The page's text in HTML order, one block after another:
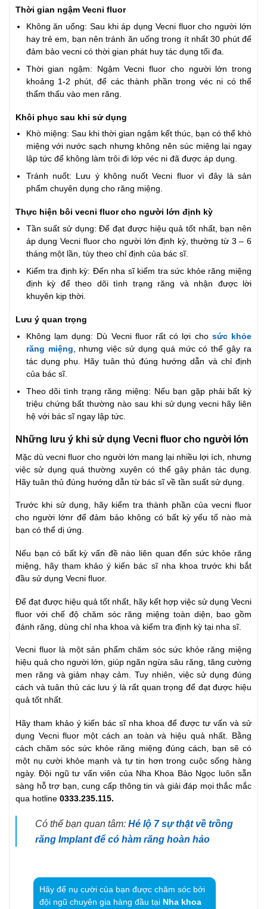
Thời gian ngậm Vecni fluor
Không ăn uống: Sau khi áp dụng Vecni fluor cho người lớn
hay trẻ em, bạn nên tránh ăn uống trong ít nhất 30 phút để
đảm bảo vecni có thời gian phát huy tác dụng tối đa.
Thời gian ngậm: Ngậm Vecni fluor cho người lớn trong
khoảng 1-2 phút, để các thành phần trong véc ni có thể
thẩm thấu vào men răng.
Khôi phục sau khi sử dụng
Khò miệng: Sau khi thời gian ngậm kết thúc, bạn có thể khò
miệng với nước sạch nhưng không nên súc miệng lại ngay
lập tức để không làm trôi đi lớp véc ni đã được áp dụng.
Tránh nuốt: Lưu ý không nuốt Vecni fluor vì đây là sản
phẩm chuyên dụng cho răng miệng.
Thực hiện bôi vecni fluor cho người lớn định kỳ
Tần suất sử dụng: Để đạt được hiệu quả tốt nhất, bạn nên
áp dụng Vecni fluor cho người lớn định kỳ, thường từ 3 – 6
tháng một lần, tùy theo chỉ định của bác sĩ.
Kiểm tra định kỳ: Đến nha sĩ kiểm tra sức khỏe răng miệng
định kỳ để theo dõi tình trạng răng và nhận được lời
khuyên kịp thời.
Lưu ý quan trọng
Không lạm dụng: Dù Vecni fluor rất có lợi chosức khỏe
răng miệng , nhưng việc sử dụng quá mức có thể gây ra
tác dụng phụ. Hãy tuân thủ đúng hướng dẫn và chỉ định
của bác sĩ.
Theo dõi tình trạng răng miệng: Nếu bạn gặp phải bất kỳ
triệu chứng bất thường nào sau khi sử dụng vecni hãy liên
hệ với bác sĩ ngay lập tức.
Những lưu ý khi sử dụng Vecni fluor cho người lớn
Mặc dù vecni fluor cho người lớn mang lại nhiều lợi ích, nhưng
việc sử dụng quá thường xuyên có thể gây phản tác dụng.
Hãy tuân thủ đúng hướng dẫn từ bác sĩ về tần suất sử dụng.
Trước khi sử dụng, hãy kiểm tra thành phần của vecni fluor
cho người lớnr để đảm bảo không có bất kỳ yếu tố nào mà
bạn có thể dị ứng.
Nếu bạn có bất kỳ vấn đề nào liên quan đến sức khỏe răng
miệng, hãy tham khảo ý kiến bác sĩ nha khoa trước khi bắt
đầu sử dụng Vecni fluor.
Để đạt được hiệu quả tốt nhất, hãy kết hợp việc sử dụng Vecni
fluor với chế độ chăm sóc răng miệng toàn diện, bao gồm
đánh răng, dùng chỉ nha khoa và kiểm tra định kỳ tại nha sĩ.
Vecni fluor là một sản phẩm chăm sóc sức khỏe răng miệng
hiệu quả cho người lớn, giúp ngăn ngừa sâu răng, tăng cường
men răng và giảm nhạy cảm. Tuy nhiên, việc sử dụng đúng
cách và tuân thủ các lưu ý là rất quan trọng để đạt được hiệu
quả tốt nhất.
Hãy tham khảo ý kiến bác sĩ nha khoa để được tư vấn và sử
dụng Vecni fluor một cách an toàn và hiệu quả nhất. Bằng
cách chăm sóc sức khỏe răng miệng đúng cách, bạn sẽ có
một nụ cười khỏe mạnh và tự tin hơn trong cuộc sống hàng
ngày. Đội ngũ tư vấn viên của Nha Khoa Bảo Ngọc luôn sẵn
sàng hỗ trợ bạn, cung cấp thông tin và giải đáp mọi thắc mắc
qua hotline 0333.235.115.
Có thể bạn quan tâm: Hé lộ 7 sự thật về trồng
răng Implant để có hàm răng hoàn hảo
Hãy để nụ cười của bạn được chăm sóc bởi
đội ngũ chuyên gia hàng đầu tại Nha khoa